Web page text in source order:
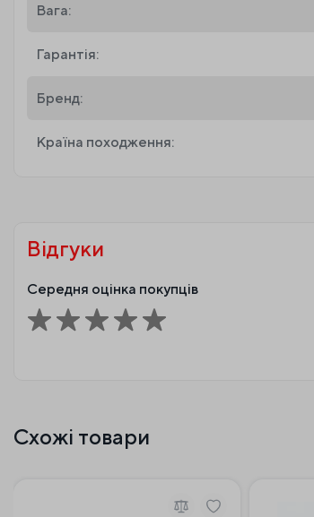
Вага:
Гарантія:
Бренд:
Країна походження:
Відгуки
Середня оцінка покупців
Схожі товари